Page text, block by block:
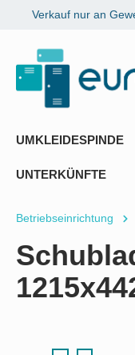
Zur
Verkauf nur an
UMKLEIDESPINDE
UNTERKÜNFTE
Betriebseinrichtung